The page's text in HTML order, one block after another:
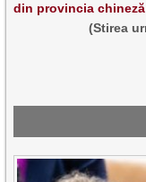
din provincia
(Stirea